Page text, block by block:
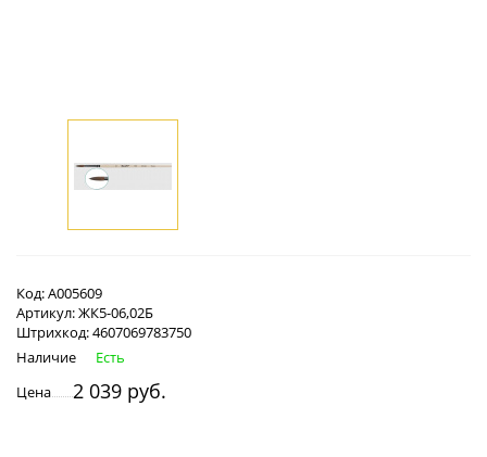
Код:А005609
Артикул:ЖК5-06,02Б
Штрихкод:4607069783750
Наличие
Есть
Цена
2 039 руб.